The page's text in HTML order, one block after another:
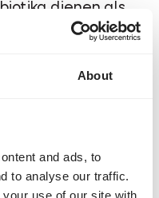
About
and ads, to
to analyse our traffic.
use of our site with
dienen als
zu binden
tragen so zu